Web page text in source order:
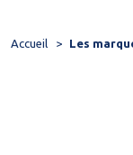
Accueil Les